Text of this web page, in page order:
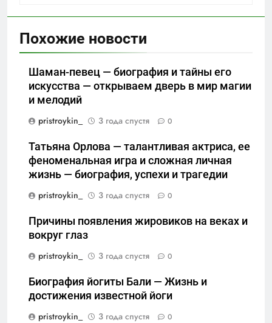
Похожие новости
Шаман-певец — биография и тайны его
искусства — открываем дверь в мир магии
и мелодий
pristroykin_
3 года спустя 0
Татьяна Орлова — талантливая актриса, ее
феноменальная игра и сложная личная
жизнь — биография, успехи и трагедии
pristroykin_
3 года спустя 0
Причины появления жировиков на веках и
вокруг глаз
pristroykin_
3 года спустя 0
Биография йогиты Бали — Жизнь и
достижения известной йоги
pristroykin_
3 года спустя 0